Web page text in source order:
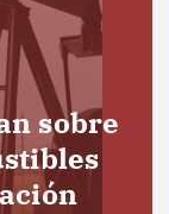
sobre